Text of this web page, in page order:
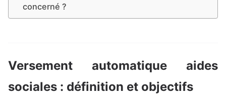
concerné ?
Versement automatique aides
sociales : définition et objectifs